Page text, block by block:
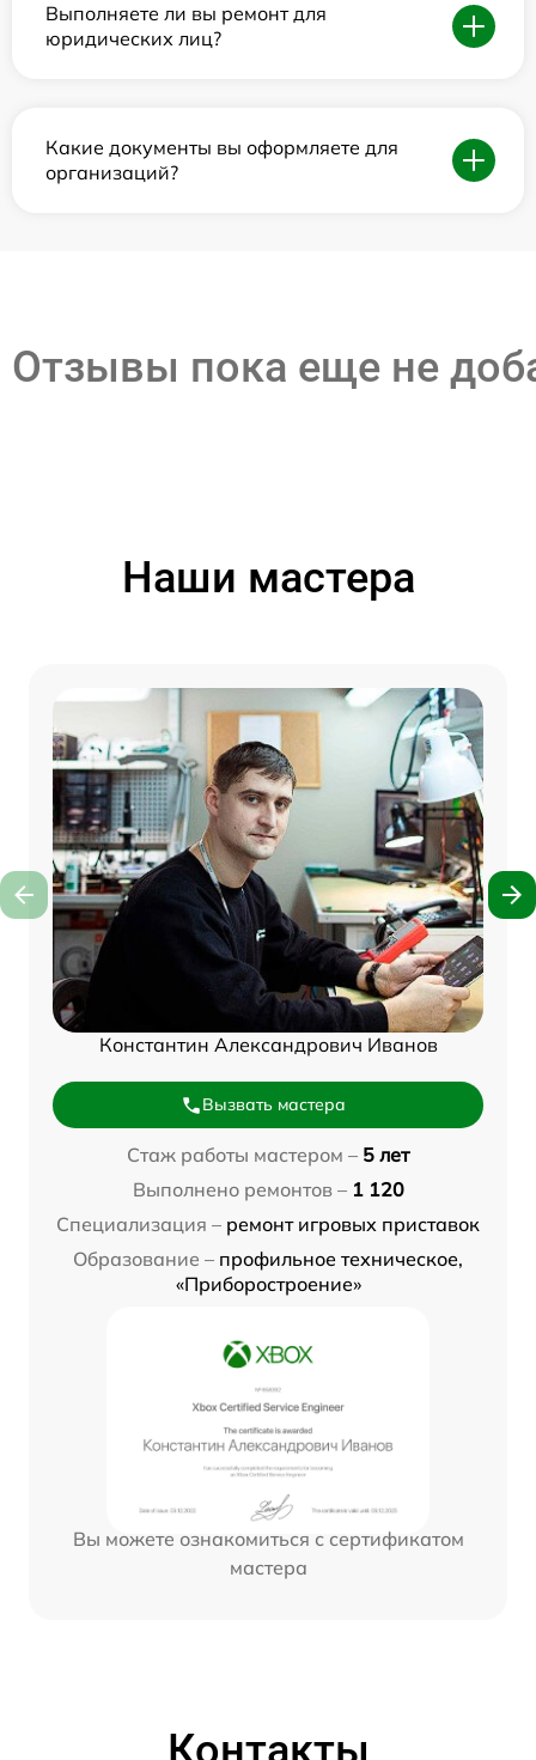
Выполняете ли вы ремонт для
юридических лиц?
Какие документы вы оформляете для
организаций?
Отзывы пока еще не
Наши мастера
Константин Александрович Иванов
Вызвать мастера
Стаж работы мастером – 5 лет
Выполнено ремонтов – 1 120
Специализация – ремонт игровых приставок
Образование – профильное техническое,
«Приборостроение»
Вы можете ознакомиться с сертификатом
мастера